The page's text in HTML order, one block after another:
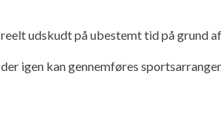
udskudt på ubestemt tid på grund
igen kan gennemføres